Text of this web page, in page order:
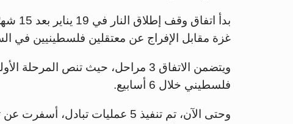
بدأ
غزة مقابل الإفراج عن معتقلين فلسطينيين في
فلسطيني خلال 6 أسابيع.